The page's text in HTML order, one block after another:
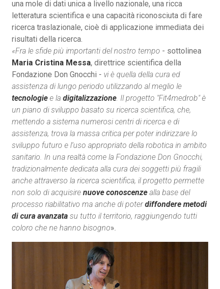
una mole di dati unica a livello nazionale, una ricca
letteratura scientifica e una capacità riconosciuta di fare
ricerca traslazionale, cioè di applicazione immediata dei
risultati della ricerca.
«Fra le sfide più importanti del nostro tempo - sottolinea
Maria Cristina Messa, direttrice scientifica della
Fondazione Don Gnocchi - vi è quella della cura ed
assistenza di lungo periodo utilizzando al meglio le
tecnologie e la digitalizzazione. Il progetto "Fit4medrob" è
un piano di sviluppo basato su ricerca scientifica, che,
mettendo a sistema numerosi centri di ricerca e di
assistenza, trova la massa critica per poter indirizzare lo
sviluppo futuro e l’uso appropriato della robotica in ambito
sanitario. In una realtà come la Fondazione Don Gnocchi,
tradizionalmente dedicata alla cura dei soggetti più fragili
anche attraverso la ricerca scientifica, il progetto permette
non solo di acquisire nuove conoscenze alla base del
processo riabilitativo ma anche di poterdiffondere metodi
di cura avanzata su tutto il territorio, raggiungendo tutti
coloro che ne hanno bisogno».